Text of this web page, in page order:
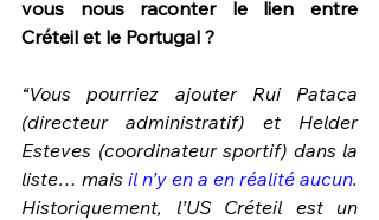
vous nous raconter le lien entre
Créteil et le Portugal ?
“Vous pourriez ajouter Rui Pataca
(directeur administratif) et Helder
Esteves (coordinateur sportif) dans la
liste… mais il n’y en a en réalité aucun.
Historiquement, l’US Créteil est un